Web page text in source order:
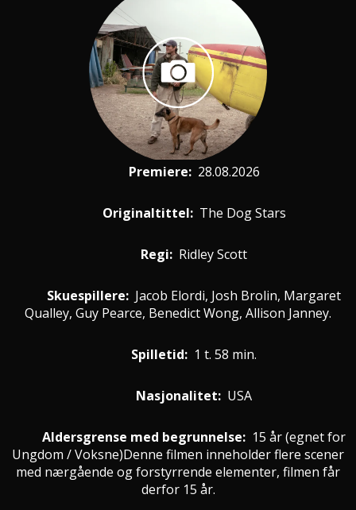
Premiere: 28.08.2026
Originaltittel: The Dog Stars
Regi: Ridley Scott
Skuespillere: Jacob Elordi, Josh Brolin, Margaret
Qualley, Guy Pearce, Benedict Wong, Allison Janney.
Spilletid: 1 t. 58 min.
Nasjonalitet: USA
Aldersgrense med begrunnelse: 15 år(egnet for
Ungdom / Voksne)Denne filmen inneholder flere scener
med nærgående og forstyrrende elementer, filmen får
derfor 15 år.